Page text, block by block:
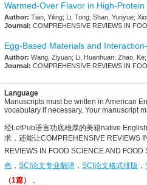
Warmed-Over Flavor in High-
Author: Tian, Yiling; Li, Tong; Shan, Yunyue;
Journal: COMPREHENSIVE REVIEWS IN
Egg-Based Materials and
Author: Wang, Ziyuan; Li, Huanhuan; Zhao,
Journal: COMPREHENSIVE REVIEWS IN
Language
Manuscripts must be written in American
vocabulary if necessary. Your manuscript
经LetPub语言功底雄厚的美籍native
求，还能让COMPREHENSIVE REVIEWS
REVIEWS IN FOOD SCIENCE AND
色 ， SCI论文专业翻译 ， SCI论文格式排版 ，
（1篇）
。